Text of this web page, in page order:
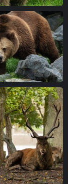
IMG 7246-1
vue 4904 fois
7294-1
5286 fois